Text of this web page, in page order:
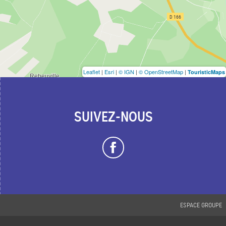
Leaflet | Esri | © IGN | © OpenStreetMap | TouristicMaps
SUIVEZ-NOUS
ESPACE GROUPE